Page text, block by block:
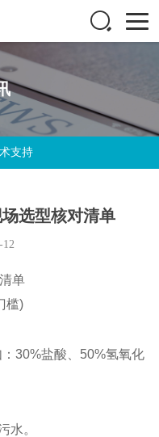
支持
选型核对清单
12
单
槛)
30%盐酸、50%氢氧化
水。